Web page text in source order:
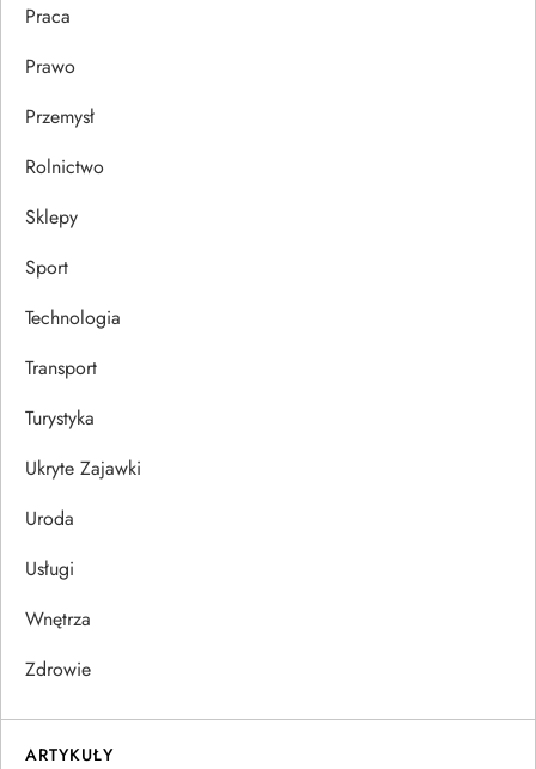
Praca
Prawo
Przemysł
Rolnictwo
Sklepy
Sport
Technologia
Transport
Turystyka
Ukryte Zajawki
Uroda
Usługi
Wnętrza
Zdrowie
ARTYKUŁY